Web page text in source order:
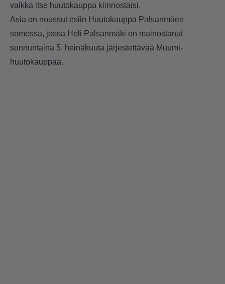
vaikka itse huutokauppa kiinnostaisi.
Asia on noussut esiin Huutokauppa Palsanmäen
somessa, jossa Heli Palsanmäki on mainostanut
sunnuntaina 5. heinäkuuta järjestettävää Muumi-
huutokauppaa.